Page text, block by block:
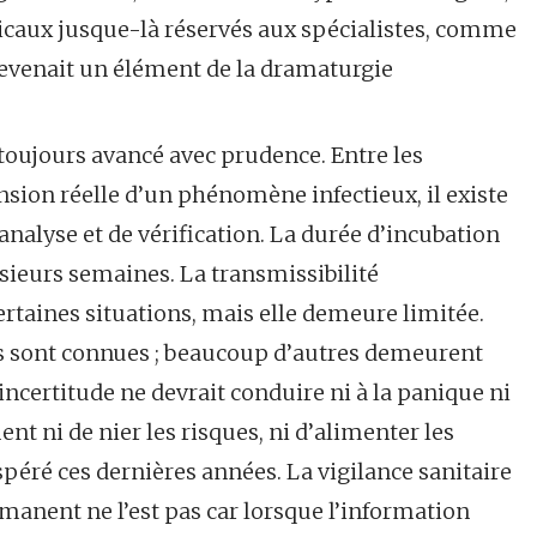
jusque-là réservés aux spécialistes, comme
un élément de la dramaturgie
avancé avec prudence. Entre les
réelle d’un phénomène infectieux, il existe
et de vérification. La durée d’incubation
semaines. La transmissibilité
situations, mais elle demeure limitée.
connues ; beaucoup d’autres demeurent
ne devrait conduire ni à la panique ni
ni de nier les risques, ni d’alimenter les
ces dernières années. La vigilance sanitaire
ne l’est pas car lorsque l’information